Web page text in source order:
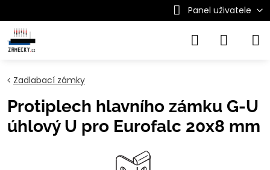
Panel uživatele
Zadlabací zámky
Protiplech hlavního zámku G-U
úhlový U pro Eurofalc 20x8 mm